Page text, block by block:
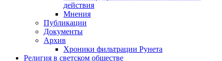
действия
Мнения
Публикации
Документы
Архив
Хроники фильтрации Рунета
Религия в светском обществе